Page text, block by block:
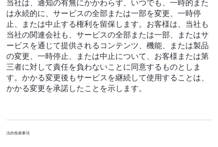
当社は、通知の有無にかかわらず、いつでも、一時的また
は永続的に、サービスの全部または一部を変更、一時停
止、または中止する権利を留保します。お客様は、当社も
当社の関連会社も、サービスの全部または一部、またはサ
ービスを通じて提供されるコンテンツ、機能、または製品
の変更、一時停止、または中止について、お客様または第
三者に対して責任を負わないことに同意するものとしま
す。かかる変更後もサービスを継続して使用することは、
かかる変更を承諾したことを示します。
法的免責事項